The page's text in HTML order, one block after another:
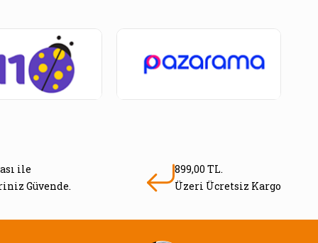
ile
Güvende.
899,00 TL.
Üzeri Ücretsiz Kargo